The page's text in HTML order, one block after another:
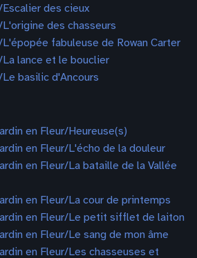
des cieux
des chasseurs
fabuleuse de Rowan Carter
lance et le bouclier
basilic d'Ancours
en Fleur/Heureuse(s)
en Fleur/L'écho de la douleur
en Fleur/La bataille de la Vallée
en Fleur/La cour de printemps
en Fleur/Le petit sifflet de laiton
en Fleur/Le sang de mon âme
en Fleur/Les chasseuses et